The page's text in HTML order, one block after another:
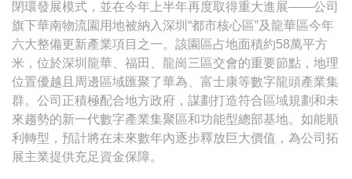
閉環發展模式，並在今年上半年再度取得重大進展——公司
旗下華南物流園用地被納入深圳“都市核心區”及龍華區今年
六大整備更新產業項目之一。該園區占地面積約58萬平方
米，位於深圳龍華、福田、龍崗三區交會的重要節點，地理
位置優越且周邊區域匯聚了華為、富士康等數字龍頭產業集
群。公司正積極配合地方政府，謀劃打造符合區域規劃和未
來趨勢的新一代數字產業集聚區和功能型總部基地。如能順
利轉型，預計將在未來數年內逐步釋放巨大價值，為公司拓
展主業提供充足資金保障。